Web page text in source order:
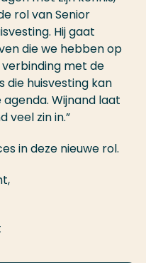
rol van Senior
Hij gaat
die we hebben op
met de
die huisvesting kan
Wijnand laat
veel zin in.”
in deze nieuwe rol.